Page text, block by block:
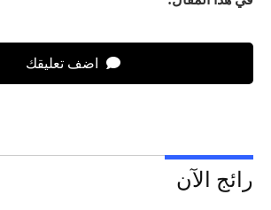
اضف تعليقك
رائج الآن